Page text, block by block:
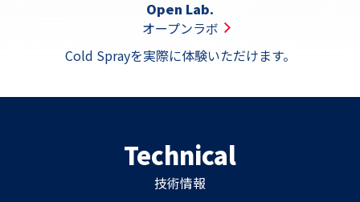
Open Lab.
オープンラボ
Cold Sprayを実際に体験いただけます。
Technical
技術情報